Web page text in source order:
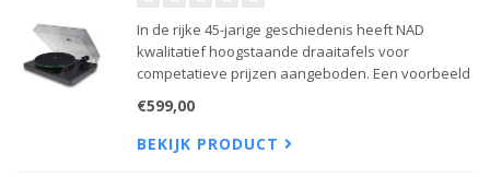
In de rijke 45-jarige geschiedenis heeft NAD
kwalitatief hoogstaande draaitafels voor
competatieve prijzen aangeboden. Een voorbeeld
vinylliefhebbers weet te overtuigen.
€599,00
BEKIJK PRODUCT